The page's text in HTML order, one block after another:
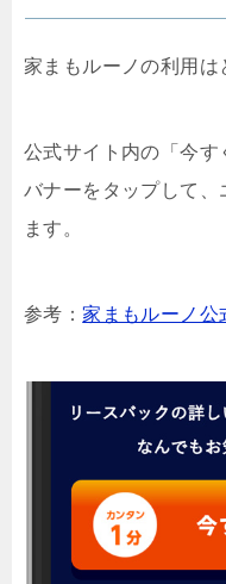
家まもルーノの利用は
公式サイト内の「今
バナーをタップして
ます。
参考：家まもルーノ公